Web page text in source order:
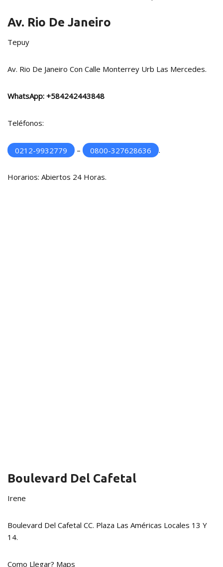
Av. Rio De Janeiro
Tepuy
Av. Rio De Janeiro Con Calle Monterrey Urb Las Mercedes.
WhatsApp: +584242443848
Teléfonos:
0212-9932779 – 0800-327628636 .
Horarios: Abiertos 24 Horas.
Boulevard Del Cafetal
Irene
Boulevard Del Cafetal CC. Plaza Las Américas Locales 13 Y
14.
Como Llegar? Maps